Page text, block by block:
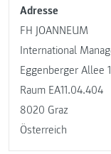
Adresse
FH JOANNEUM
International
Eggenberger Allee
Raum EA11.04.404
8020 Graz
Österreich